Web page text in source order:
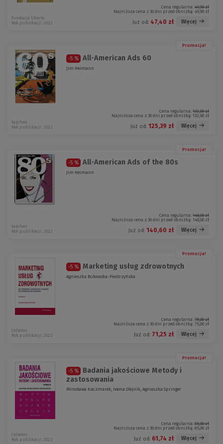
Cena regularna: 49,90 zł
Najniższa cena z 30 dni przed obniżką: 49,90 zł
Już od: 47,40 zł Więcej
fundacja liberte
Rok publikacji: 2022
Promocja!
-5 % All-American Ads 60
Jim Heimann
Cena regularna: 132,00 zł
Najniższa cena z 30 dni przed obniżką: 132,00 zł
Już od: 125,39 zł Więcej
taschen
Rok publikacji: 2022
Promocja!
-5 % All-American Ads of the 80s
Jim Heimann
Cena regularna: 148,00 zł
Najniższa cena z 30 dni przed obniżką: 148,00 zł
Już od: 140,60 zł Więcej
taschen
Rok publikacji: 2022
Promocja!
-5 % Marketing usług zdrowotnych
Agnieszka Bukowska-Piestrzyńska
Cena regularna: 75,00 zł
Najniższa cena z 30 dni przed obniżką: 75,00 zł
Już od: 71,25 zł Więcej
CeDeWu
Rok publikacji: 2022
Promocja!
-5 %
Badania jakościowe Metody i
zastosowania
Mirosława Kaczmarek, Iwona Olejnik, Agnieszka Springer
Cena regularna: 65,00 zł
Najniższa cena z 30 dni przed obniżką: 65,00 zł
Już od: 61,74 zł Więcej
CeDeWu
Rok publikacji: 2022